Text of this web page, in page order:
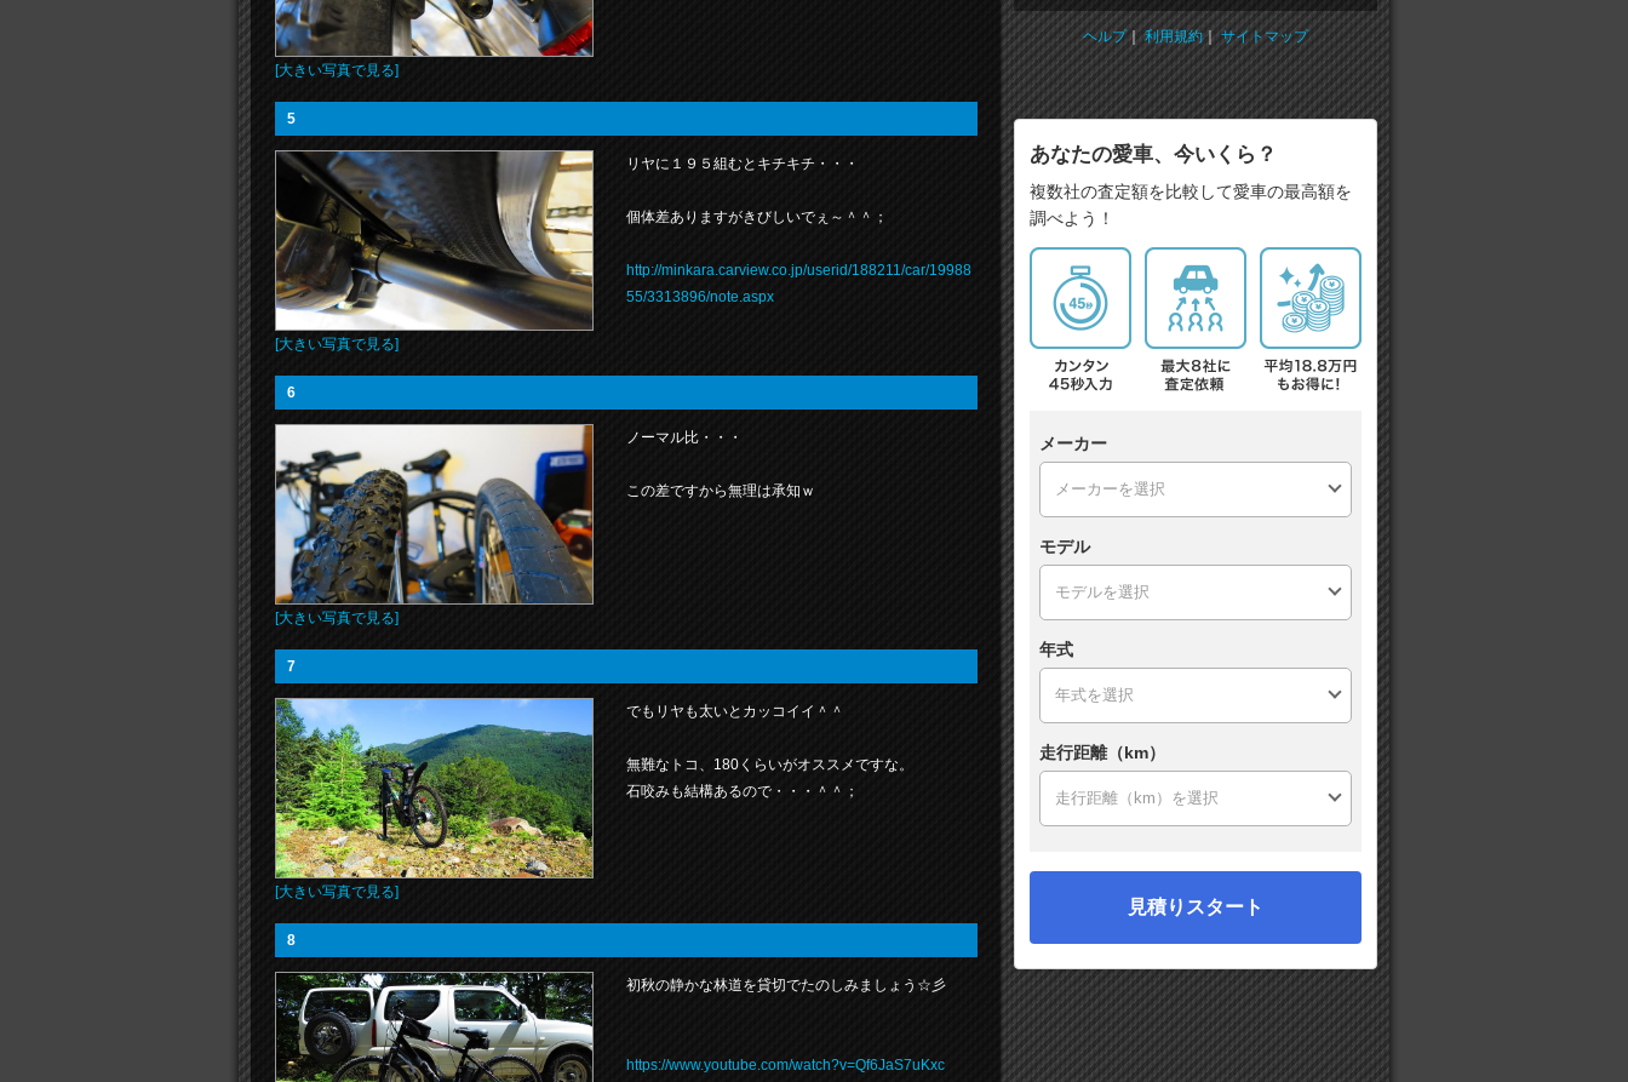
[大きい写真で見る]
5
[大きい写真で見る]
リヤに１９５組むとキチキチ・・・
個体差ありますがきびしいでぇ～＾＾；
http://minkara.carview.co.jp/userid/188211/car/19988
55/3313896/note.aspx
6
[大きい写真で見る]
ノーマル比・・・
この差ですから無理は承知ｗ
7
[大きい写真で見る]
でもリヤも太いとカッコイイ＾＾
無難なトコ、180くらいがオススメですな。
石咬みも結構あるので・・・＾＾；
8
初秋の静かな林道を貸切でたのしみましょう☆彡
https://www.youtube.com/watch?v=Qf6JaS7uKxc
ヘルプ｜利用規約｜サイトマップ
あなたの愛車、今いくら？
複数社の査定額を比較して愛車の最高額を
調べよう！
メーカー
モデル
年式
走行距離（km）
見積りスタート